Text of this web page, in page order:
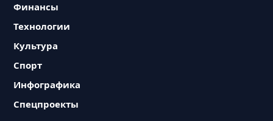
Финансы
Технологии
Культура
Спорт
Инфографика
Спецпроекты